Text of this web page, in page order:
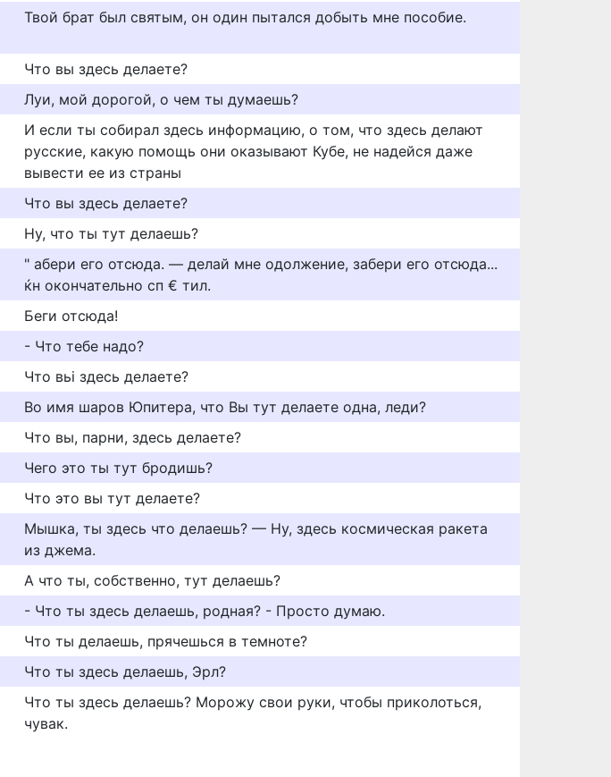
Твой брат был святым, он один пытался добыть мне пособие.
Что вы здесь делаете?
Луи, мой дорогой, о чем ты думаешь?
И если ты собирал здесь информацию, о том, что здесь делают
русские, какую помощь они оказывают Кубе, не надейся даже
вывести ее из страны
Что вы здесь делаете?
Ну, что ты тут делаешь?
" абери его отсюда. — делай мне одолжение, забери его отсюда...
ќн окончательно сп € тил.
Беги отсюда!
- Что тебе надо?
Что вьi здесь делаете?
Во имя шаров Юпитера, что Вы тут делаете одна, леди?
Что вы, парни, здесь делаете?
Чего это ты тут бродишь?
Что это вы тут делаете?
Мышка, ты здесь что делаешь? — Ну, здесь космическая ракета
из джема.
А что ты, собственно, тут делаешь?
- Что ты здесь делаешь, родная? - Просто думаю.
Что ты делаешь, прячешься в темноте?
Что ты здесь делаешь, Эрл?
Что ты здесь делаешь? Морожу свои руки, чтобы приколоться,
чувак.